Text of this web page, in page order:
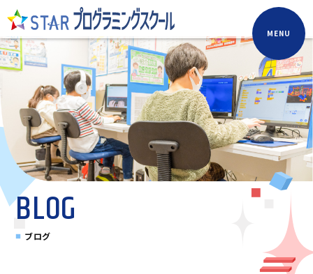
MENU
BLOG
ブログ